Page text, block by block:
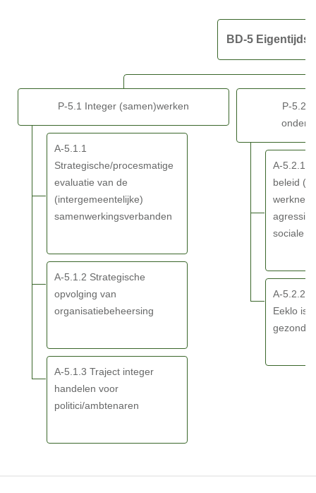
Eigentijds/wendbaar
Actieplannen
BD-5
P-5.1 Integer (samen)werken
A-5.1.1
Strategische/procesmatige
evaluatie van de
(intergemeentelijke)
samenwerkingsverbanden
A-5.1.2 Strategische
opvolging van
organisatiebeheersing
A-5.1.3 Traject integer
handelen voor
politici/ambtenaren
P-5.2
A-5.2.1
beleid
agressie
sociale
A-5.2.2
Eeklo is
gezond